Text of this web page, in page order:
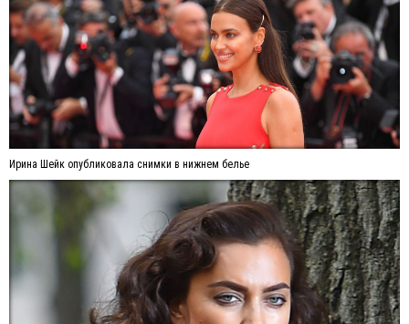
Ирина Шейк опубликовала снимки в нижнем белье